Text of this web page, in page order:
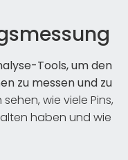
Tools, um den
zu messen und zu
wie viele Pins,
haben und wie